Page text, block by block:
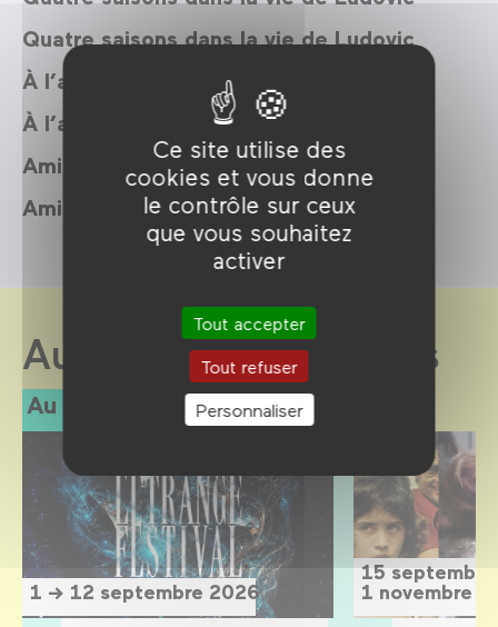
Ce site utilise des
cookies et vous donne
le contrôle sur ceux
que vous souhaitez
activer
Tout accepter
Tout refuser
Personnaliser
Quatre saisons dans la vie de Ludovic
À l’aventure !
À l’aventure !
Amis imaginaires
Amis imaginaires
Au Forum des images
Au programme
1 → 12 septembre 2026
15
1 novembre